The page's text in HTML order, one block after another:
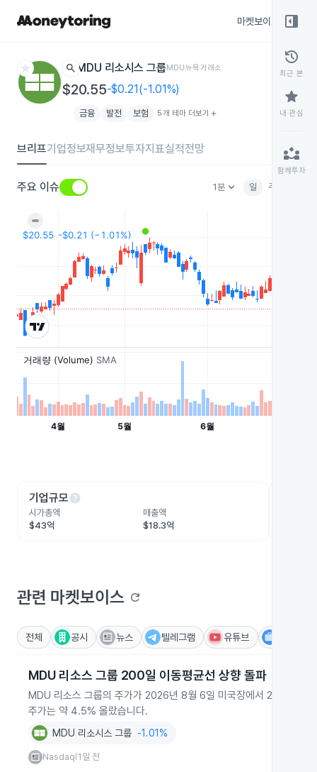
마켓보이스
star search MDU 리소시스 그룹MDU뉴욕거래소
$20.55-$0.21(-1.01%)
금융 발전 보험 5개 테마 더보기 add
브리프기업정보재무정보투자지표실적전망
주요 이슈 1분keyboard_arrow_down 일 주
기업규모help
시가총액
$43억
매출액
$18.3억
관련 마켓보이스 refresh
전체 공시 뉴스 텔레그램 유튜브
MDU 리소스 그룹 200일 이동평균선 상향 돌파
MDU 리소스 그룹의 주가가 2026년 8월 6일 미국장에서 200일 이
주가는 약 4.5% 올랐습니다.
MDU 리소시스 그룹 -1.01%
Nasdaq 1일 전
right_panel_open
history
최근 본
star
내 관심
partner_exchange
함께투자